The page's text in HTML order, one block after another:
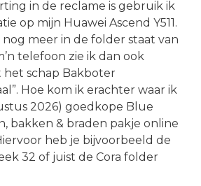
in de reclame is gebruik ik
op mijn Huawei Ascend Y511.
nog meer in de folder staat van
telefoon zie ik dan ook
het schap Bakboter
Hoe kom ik erachter waar ik
2026) goedkope Blue
bakken & braden pakje online
heb je bijvoorbeeld de
32 of juist de Cora folder